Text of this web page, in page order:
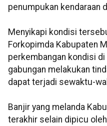
penumpukan kendaraan
Menyikapi kondisi
Forkopimda Kabupaten
perkembangan kondisi
gabungan melakukan
dapat terjadi sewaktu-
Banjir yang melanda
terakhir selain dipicu